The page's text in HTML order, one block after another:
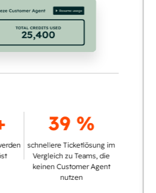
39 %
schnellere Ticketlösung im
Vergleich zu Teams, die
keinen Customer Agent
nutzen